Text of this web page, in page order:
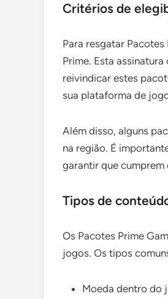
Critérios de
Para resgatar
Prime. Esta
reivindicar estes
sua plataforma de
Além disso, alguns
na região. É
garantir que cumprem
Tipos de
Os Pacotes Prime
jogos. Os tipos
Moeda dentro do